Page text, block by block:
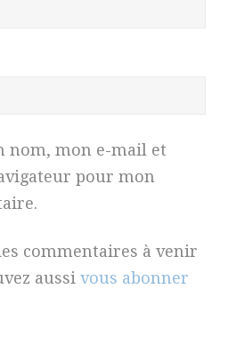
nom, mon e-mail et
pour mon
commentaires à venir
aussi vous abonner